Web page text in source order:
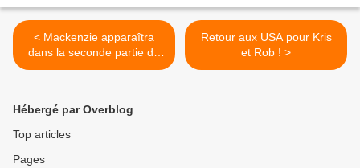
< Mackenzie apparaîtra
dans la seconde partie de
Breaking Dawn !
Retour aux USA pour Kris
et Rob ! >
Hébergé par Overblog
Top articles
Pages